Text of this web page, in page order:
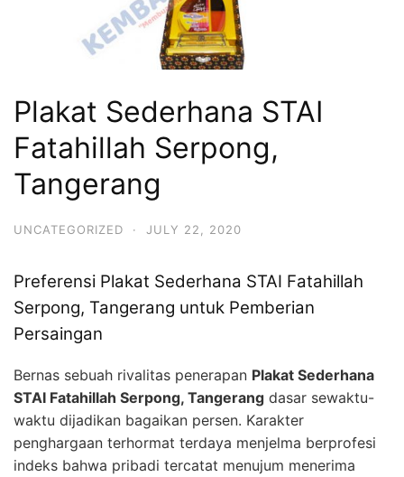
Plakat Sederhana STAI
Fatahillah Serpong,
Tangerang
UNCATEGORIZED · JULY 22, 2020
Preferensi Plakat Sederhana STAI Fatahillah
Serpong, Tangerang untuk Pemberian
Persaingan
Bernas sebuah rivalitas penerapan Plakat Sederhana
STAI Fatahillah Serpong, Tangerang dasar sewaktu-
waktu dijadikan bagaikan persen. Karakter
penghargaan terhormat terdaya menjelma berprofesi
indeks bahwa pribadi tercatat menujum menerima